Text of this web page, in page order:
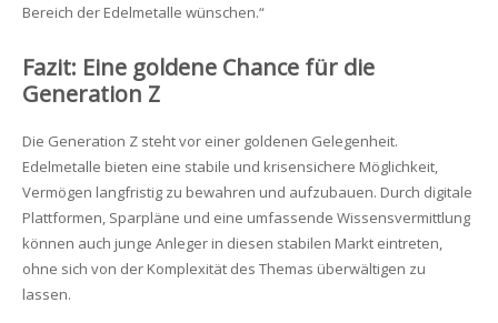
Bereich der Edelmetalle wünschen.“
Fazit: Eine goldene Chance für die
Generation Z
Die Generation Z steht vor einer goldenen Gelegenheit.
Edelmetalle bieten eine stabile und krisensichere Möglichkeit,
Vermögen langfristig zu bewahren und aufzubauen. Durch digitale
Plattformen, Sparpläne und eine umfassende Wissensvermittlung
können auch junge Anleger in diesen stabilen Markt eintreten,
ohne sich von der Komplexität des Themas überwältigen zu
lassen.